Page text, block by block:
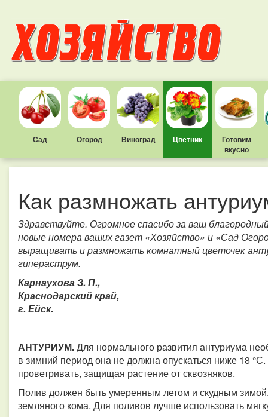
Сад Огород Виноград Цветник
Готовим
вкусно
Как размножать
Здравствуйте. Огромное спасибо за ваш
новые номера ваших газет «Хозяйство» и «Сад
выращивать и размножать комнатный цветочек
гипераструм.
Карнаухова З. П.,
Краснодарский край,
г. Ейск.
АНТУРИУМ.Для нормального развития антуриума
в зимний период она не должна опускаться ниже 18
проветривать, защищая растение от сквозняков.
Полив должен быть умеренным летом и скудным
земляного кома. Для поливов лучше использовать